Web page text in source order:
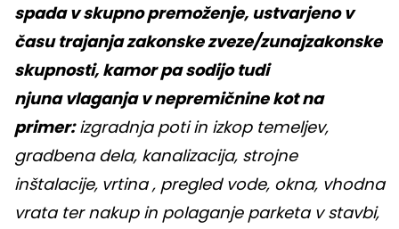
spada v skupno premoženje, ustvarjeno v
času trajanja zakonske zveze/zunajzakonske
skupnosti, kamor pa sodijo tudi
njuna vlaganja v nepremičnine kot na
primer:izgradnja poti in izkop temeljev,
gradbena dela, kanalizacija, strojne
inštalacije, vrtina , pregled vode, okna, vhodna
vrata ter nakup in polaganje parketa v stavbi,